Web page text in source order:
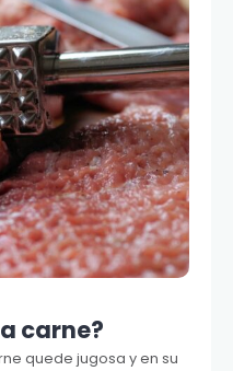
carne?
quede jugosa y en su